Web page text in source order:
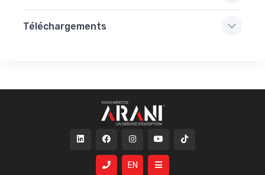
Téléchargements
EN